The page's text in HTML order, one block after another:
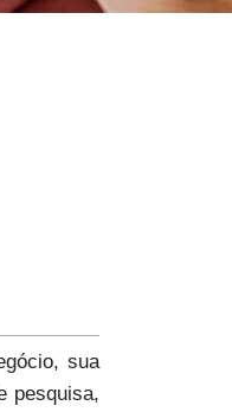
sua
pesquisa,